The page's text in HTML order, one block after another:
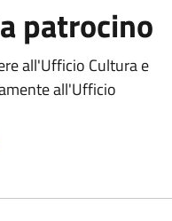
patrocino
all'Ufficio Cultura e
all'Ufficio